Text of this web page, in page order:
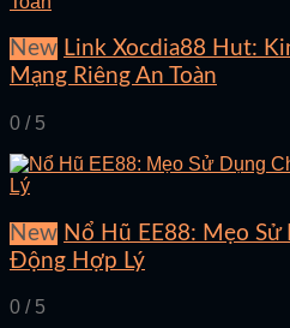
New Link Xocdia88 Hut:
Mạng Riêng An Toàn
0 / 5
New Nổ Hũ EE88: Mẹo
Động Hợp Lý
0 / 5